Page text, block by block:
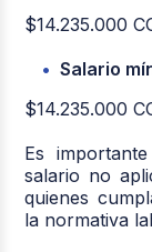
$14.235.000
Salario
$14.235.000
Es
salario no
quienes
la normativa